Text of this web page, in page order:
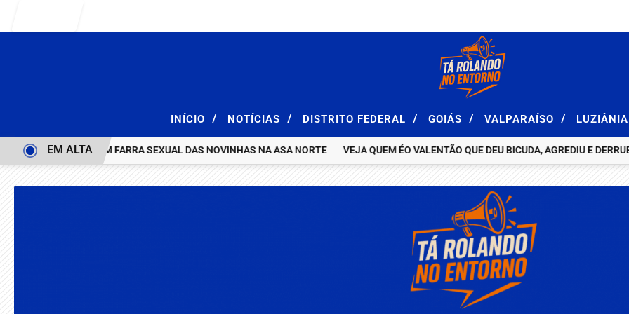
INÍCIO / NOTÍCIAS / DISTRITO FEDERAL / GOIÁS / VALPARAÍSO / LUZIÂNIA
E ACABA COM FARRA SEXUAL DAS NOVINHAS NA ASA NORTE VEJA QUEM ÉO VALENTÃO QUE DEU BICUDA, AGREDIU E DERRUBOU
EM ALTA